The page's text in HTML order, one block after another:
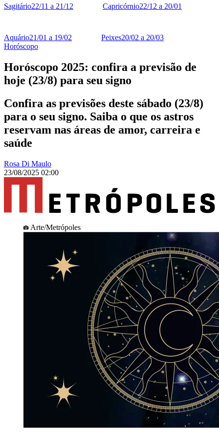
Sagitário22/11 a 21/12 Capricórnio22/12 a 20/01
Aquário21/01 a 19/02 Peixes20/02 a 20/03
Horóscopo
Horóscopo 2025: confira a previsão de
hoje (23/8) para seu signo
Confira as previsões deste sábado (23/8)
para o seu signo. Saiba o que os astros
reservam nas áreas de amor, carreira e
saúde
Rosa Di Maulo
23/08/2025 02:00
Arte/Metrópoles